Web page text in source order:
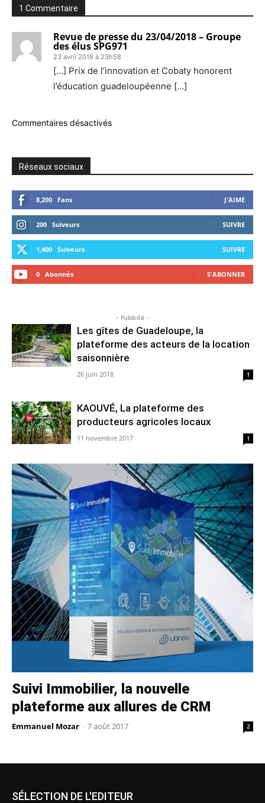
1 Commentaire
Revue de presse du 23/04/2018 – Groupe
des élus SPG971
23 avril 2018 à 23h58
[…] Prix de l’innovation et Cobaty honorent
l’éducation guadeloupéenne […]
Commentaires désactivés
Réseaux sociaux
8,200 Fans J'AIME
200 Suiveurs SUIVRE
1,400 Suiveurs SUIVRE
0 Abonnés S'ABONNER
- Publicité -
Les gîtes de Guadeloupe, la
plateforme des acteurs de la location
saisonnière
26 juin 2018 1
KAOUVÉ, La plateforme des
producteurs agricoles locaux
11 novembre 2017 1
Suivi Immobilier, la nouvelle
plateforme aux allures de CRM
Emmanuel Mozar - 7 août 2017 2
SÉLECTION DE L'EDITEUR